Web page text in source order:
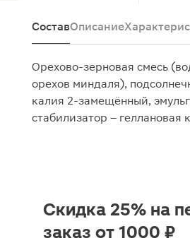
СоставОписание
Орехово-зерновая смесь
орехов миндаля),
калия 2-замещённый,
стабилизатор –
Скидка 25% на
заказ от 1000 ₽